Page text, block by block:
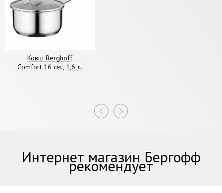
Ковш Berghoff
Comfort 16 см., 1,6 л.
Интернет магазин Бергофф
рекомендует